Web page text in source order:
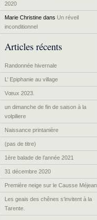
2020
Marie Christine dans Un réveil
inconditionnel
Articles récents
Randonnée hivernale
L’ Epiphanie au village
Vœux 2023.
un dimanche de fin de saison à la
volpiliere
Naissance printanière
(pas de titre)
1ère balade de l’année 2021
31 décembre 2020
Première neige sur le Causse Méjean.
Les geais des chênes s’invitent à la
Tarente.